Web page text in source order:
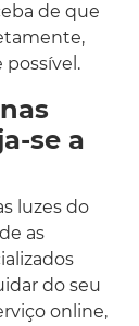
de que
possível.
se a
luzes do
as
do seu
online,